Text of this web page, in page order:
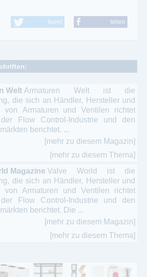
tweet teilen
Welt Armaturen Welt ist die
die sich an Händler, Hersteller und
von Armaturen und Ventilen richtet
Flow Control-Industrie und den
berichtet. ...
[mehr zu diesem Magazin]
[mehr zu diesem Thema]
Magazine Valve World ist die
die sich an Händler, Hersteller und
von Armaturen und Ventilen richtet
Flow Control-Industrie und den
berichtet. Die ...
[mehr zu diesem Magazin]
[mehr zu diesem Thema]